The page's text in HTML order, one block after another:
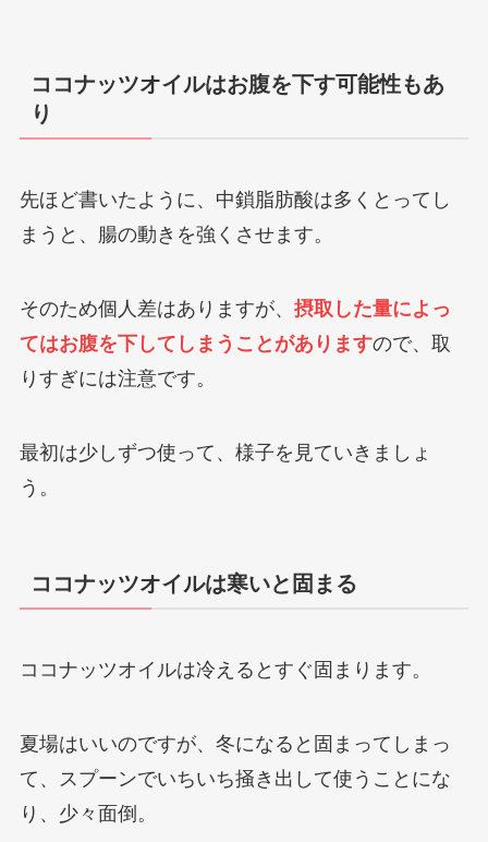
ココナッツオイルはお腹を下す可能性もあ
り
先ほど書いたように、中鎖脂肪酸は多くとってし
まうと、腸の動きを強くさせます。
そのため個人差はありますが、 摂取した量によっ
てはお腹を下してしまうことがありますので、取
りすぎには注意です。
最初は少しずつ使って、様子を見ていきましょ
う。
ココナッツオイルは寒いと固まる
ココナッツオイルは冷えるとすぐ固まります。
夏場はいいのですが、冬になると固まってしまっ
て、スプーンでいちいち掻き出して使うことにな
り、少々面倒。